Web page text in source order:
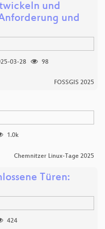
und
und
03-28
98
FOSSGIS 2025
1.0k
Chemnitzer Linux-Tage 2025
Türen:
424